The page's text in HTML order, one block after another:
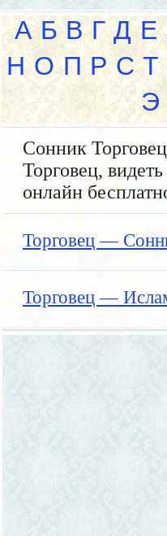
А Б В Г Д Е
Н О П Р С Т
Э
Сонник
Торговец,
онлайн
Торговец —
Торговец —